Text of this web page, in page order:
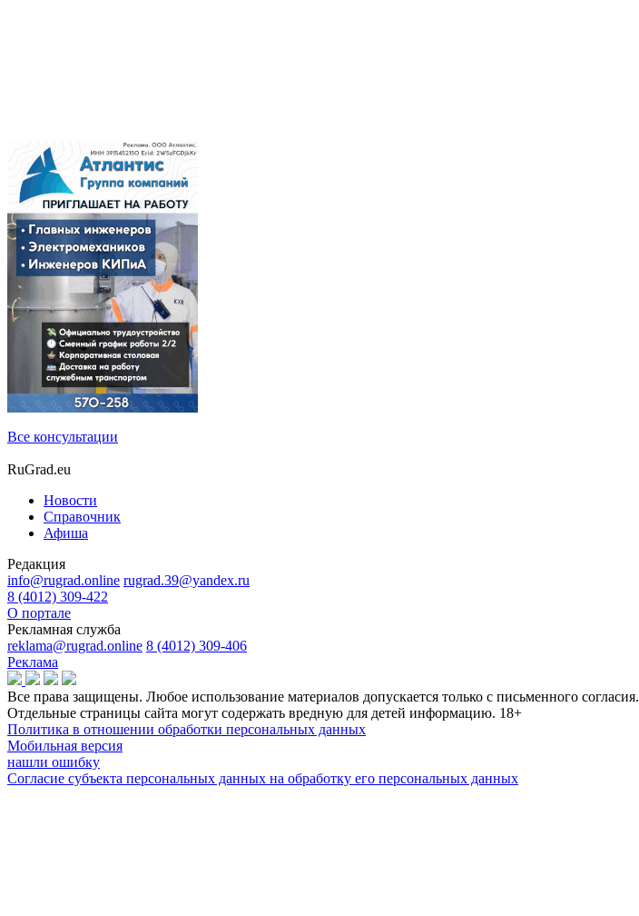
Все консультации
RuGrad.eu
Новости
Справочник
Афиша
Редакция
info@rugrad.online rugrad.39@yandex.ru
8 (4012) 309-422
О портале
Рекламная служба
reklama@rugrad.online 8 (4012) 309-406
Реклама
Все права защищены. Любое использование материалов допускается только с письменного согласия.
Отдельные страницы сайта могут содержать вредную для детей информацию. 18+
Политика в отношении обработки персональных данных
Мобильная версия
нашли ошибку
Согласие субъекта персональных данных на обработку его персональных данных